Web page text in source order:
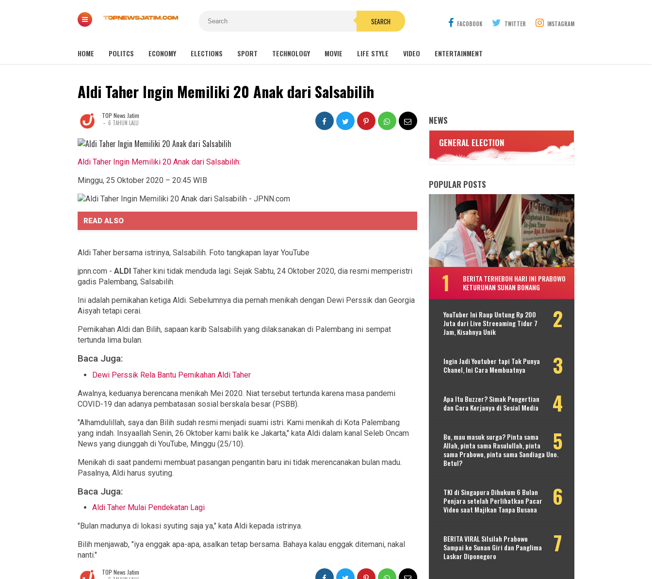
SEARCH FACOBOOK TWITTER INSTAGRAM
HOME POLITCS ECONOMY ELECTIONS SPORT TECHNOLOGY MOVIE LIFE STYLE VIDEO ENTERTAINMENT
Aldi Taher Ingin Memiliki 20 Anak dari Salsabilih
TOP News Jatim
- 6 TAHUN LALU
Aldi Taher Ingin Memiliki 20 Anak dari Salsabilih:
Minggu, 25 Oktober 2020 – 20:45 WIB
READ ALSO
Aldi Taher bersama istrinya, Salsabilih. Foto tangkapan layar YouTube
jpnn.com - ALDI Taher kini tidak menduda lagi. Sejak Sabtu, 24 Oktober 2020, dia resmi memperistri
gadis Palembang, Salsabilih.
Ini adalah pernikahan ketiga Aldi. Sebelumnya dia pernah menikah dengan Dewi Perssik dan Georgia
Aisyah tetapi cerai.
Pernikahan Aldi dan Bilih, sapaan karib Salsabilih yang dilaksanakan di Palembang ini sempat
tertunda lima bulan.
Baca Juga:
Dewi Perssik Rela Bantu Pernikahan Aldi Taher
Awalnya, keduanya berencana menikah Mei 2020. Niat tersebut tertunda karena masa pandemi
COVID-19 dan adanya pembatasan sosial berskala besar (PSBB).
"Alhamdulillah, saya dan Bilih sudah resmi menjadi suami istri. Kami menikah di Kota Palembang
yang indah. Insyaallah Senin, 26 Oktober kami balik ke Jakarta," kata Aldi dalam kanal Seleb Oncam
News yang diunggah di YouTube, Minggu (25/10).
Menikah di saat pandemi membuat pasangan pengantin baru ini tidak merencanakan bulan madu.
Pasalnya, Aldi harus syuting.
Baca Juga:
Aldi Taher Mulai Pendekatan Lagi
"Bulan madunya di lokasi syuting saja ya," kata Aldi kepada istrinya.
Bilih menjawab, "iya enggak apa-apa, asalkan tetap bersama. Bahaya kalau enggak ditemani, nakal
nanti."
TOP News Jatim
NEWS
GENERAL ELECTION
POPULAR POSTS
BERITA TERHEBOH HARI INI PRABOWO
KETURUNAN SUNAN BONANG
YouTuber Ini Raup Untung Rp 200
Juta dari Live Streeaming Tidur 7
Jam, Kisahnya Unik
Ingin Jadi Youtuber tapi Tak Punya
Chanel, Ini Cara Membuatnya
Apa Itu Buzzer? Simak Pengertian
dan Cara Kerjanya di Sosial Media
Bu, mau masuk surga? Pinta sama
Allah, pinta sama Rasulullah, pinta
sama Prabowo, pinta sama Sandiaga Uno.
Betul?
TKI di Singapura Dihukum 6 Bulan
Penjara setelah Perlihatkan Pacar
Video saat Majikan Tanpa Busana
BERITA VIRAL Silsilah Prabowo
Sampai ke Sunan Giri dan Panglima
Laskar Diponegoro